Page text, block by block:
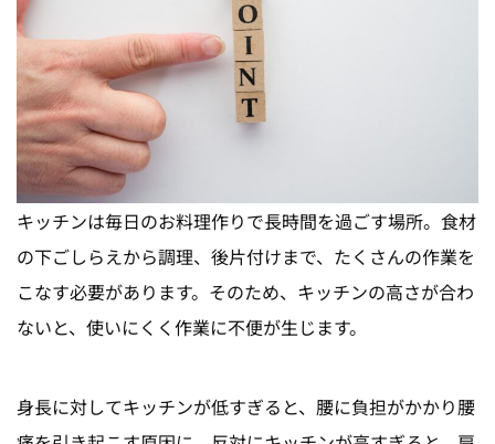
キッチンは毎日のお料理作りで長時間を過ごす場所。食材
の下ごしらえから調理、後片付けまで、たくさんの作業を
こなす必要があります。そのため、キッチンの高さが合わ
ないと、使いにくく作業に不便が生じます。
身長に対してキッチンが低すぎると、腰に負担がかかり腰